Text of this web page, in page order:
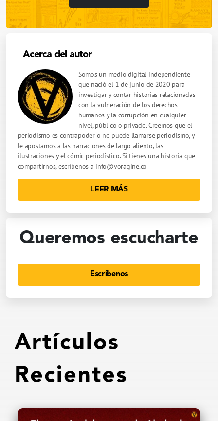
Acerca del autor
Somos un medio digital independiente
que nació el 1 de junio de 2020 para
investigar y contar historias relacionadas
con la vulneración de los derechos
humanos y la corrupción en cualquier
nivel, público o privado. Creemos que el
periodismo es contrapoder o no puede llamarse periodismo, y
le apostamos a las narraciones de largo aliento, las
ilustraciones y el cómic periodístico. Si tienes una historia que
compartirnos, escríbenos a info@voragine.co
LEER MÁS
Queremos escucharte
Escríbenos
Artículos
Recientes